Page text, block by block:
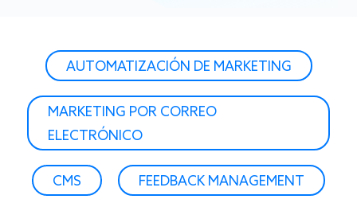
AUTOMATIZACIÓN DE MARKETING
MARKETING POR CORREO
ELECTRÓNICO
CMS FEEDBACK MANAGEMENT